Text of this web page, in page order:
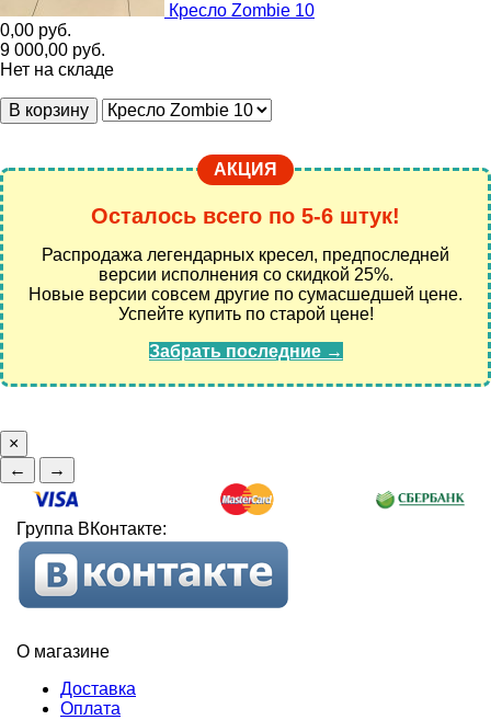
Кресло Zombie 10
0,00 руб.
9 000,00 руб.
Нет на складе
В корзину
АКЦИЯ
Осталось всего по 5-6 штук!
Распродажа легендарных кресел, предпоследней
версии исполнения со скидкой 25%.
Новые версии совсем другие по сумасшедшей цене.
Успейте купить по старой цене!
Забрать последние →
×
←
→
Группа ВКонтакте:
О магазине
Доставка
Оплата